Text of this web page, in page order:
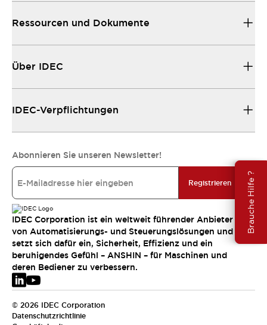
Brauche Hilfe ?
Ressourcen und Dokumente
Über IDEC
IDEC-Verpflichtungen
Abonnieren Sie unseren Newsletter!
Registrieren
IDEC Corporation ist ein weltweit führender Anbieter
von Automatisierungs- und Steuerungslösungen und
setzt sich dafür ein, Sicherheit, Effizienz und ein
beruhigendes Gefühl – ANSHIN – für Maschinen und
deren Bediener zu verbessern.
© 2026 IDEC Corporation
Datenschutzrichtlinie